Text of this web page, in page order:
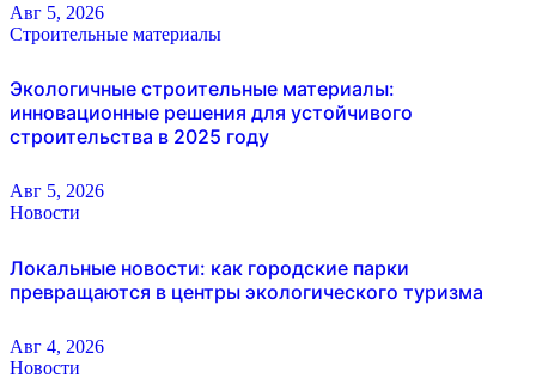
Авг 5, 2026
Строительные материалы
Экологичные строительные материалы:
инновационные решения для устойчивого
строительства в 2025 году
Авг 5, 2026
Новости
Локальные новости: как городские парки
превращаются в центры экологического туризма
Авг 4, 2026
Новости